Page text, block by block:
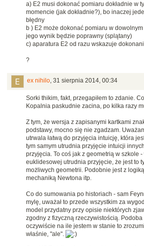
a) E2 musi dokonać pomiaru dokładnie w
momencie (jak dokładnie?), bo inaczej
błędny
b ) E2 może dokonać pomiaru w
jego wynik będzie poprawny (splątany)
c) aparatura E2 od razu wskazuje
?
ex nihilo, 31 sierpnia 2014, 00:34
Sorki thikim, fakt, przegapiłem to zdanie.
Kopalnia paskudnie zacina, po kilka razy
Z tym, że wersja z zapisanymi kartkami
podstawy, mocno się nie zgadzam.
utrwala łatwą do przyjęcia intuicję, która
tym samym utrudnia przyjęcie intuicji
przyjęcia. To coś jak z geometrią w szkole -
euklidesowej utrudnia przyjęcie, że jest to
możliwych geometrii. Podobnie jest z
mechaniką Newtona itp.
Co do sumowania po historiach - sam
mylę, uważał to przede wszystkim za
model przydatny przy opisie niektórych
zgodny z fizyczną rzeczywistością. Podoba
oczywiście na ile jestem w stanie to
właśnie, "ale".